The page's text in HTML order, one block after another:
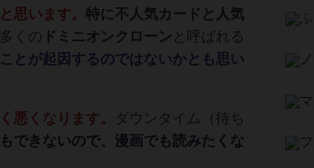
思います。 特に不人気カードと人気
多くの ドミニオンクローン と呼ばれる
とが起因するのではないかとも思い
悪くなります。
ダウンタイム（待ち
できないので、漫画でも読みたくな